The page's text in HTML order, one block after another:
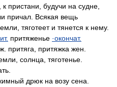
пристани, будучи на судне,
причал. Всякая вещь
тяготеет и тянется к нему.
притяженье ·окончат.
притяга, притяжка жен.
солнца, тяготенье.
дрюк на возу сена.